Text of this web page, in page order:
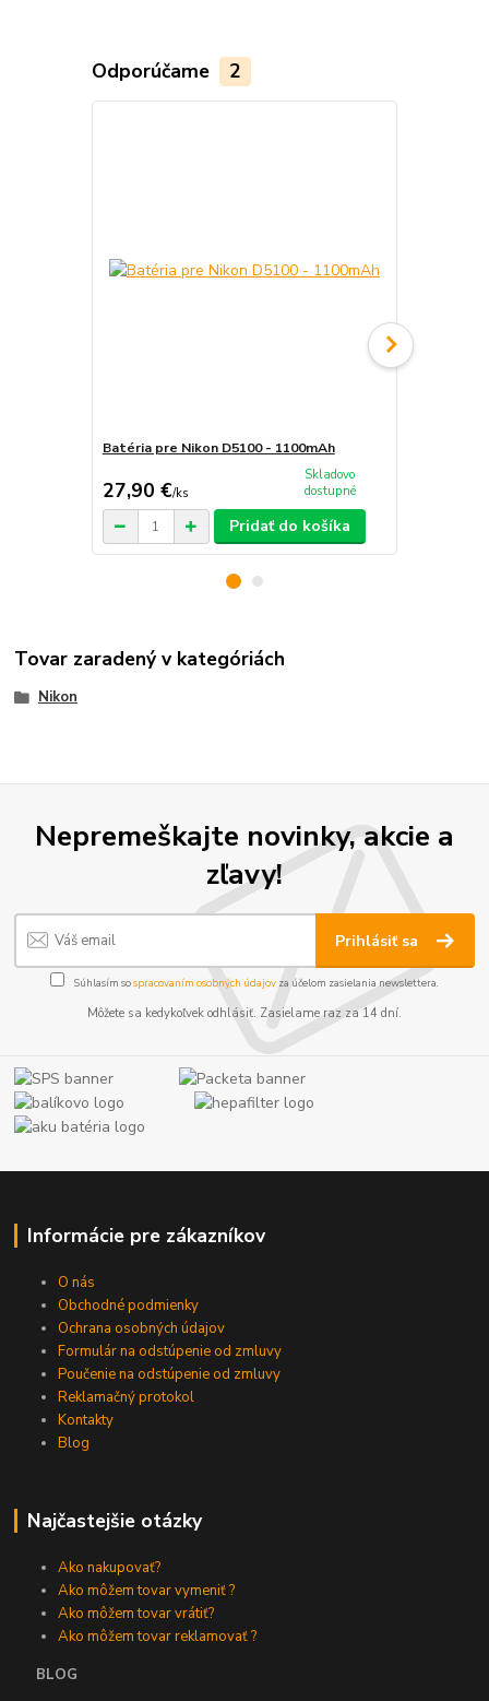
Odporúčame 2
Batéria pre Nikon D5100 - 1100mAh
27,90 €/ks
Skladovo
dostupné
Pridať do košíka
Tovar zaradený v kategóriách
Nikon
Nepremeškajte novinky, akcie a
zľavy!
Prihlásiť sa
Súhlasím sospracovaním osobných údajov za účelom zasielania newslettera.
Môžete sa kedykoľvek odhlásiť. Zasielame raz za 14 dní.
Informácie pre zákazníkov
O nás
Obchodné podmienky
Ochrana osobných údajov
Formulár na odstúpenie od zmluvy
Poučenie na odstúpenie od zmluvy
Reklamačný protokol
Kontakty
Blog
Najčastejšie otázky
Ako nakupovať?
Ako môžem tovar vymeniť ?
Ako môžem tovar vrátiť?
Ako môžem tovar reklamovať ?
BLOG